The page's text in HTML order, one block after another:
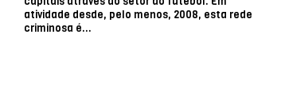
atividade desde, pelo menos, 2008, esta rede
criminosa é...